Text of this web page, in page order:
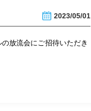
2023/05/01
放流会にご招待いただき